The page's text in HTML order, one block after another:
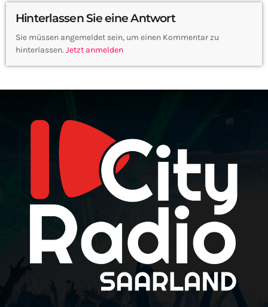
Hinterlassen Sie eine Antwort
Sie müssen angemeldet sein, um einen Kommentar zu
hinterlassen. Jetzt anmelden